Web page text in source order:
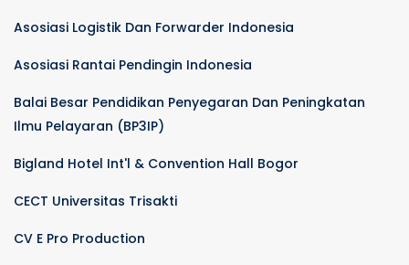
Asosiasi Logistik Dan Forwarder Indonesia
Asosiasi Rantai Pendingin Indonesia
Balai Besar Pendidikan Penyegaran Dan Peningkatan
Ilmu Pelayaran (BP3IP)
Bigland Hotel Int'l & Convention Hall Bogor
CECT Universitas Trisakti
CV E Pro Production